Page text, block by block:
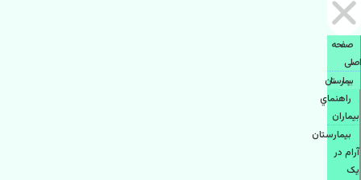
صفحه
اصلی
بيمارستان
راهنماي
بیماران
بیمارستان
آرام در
یک